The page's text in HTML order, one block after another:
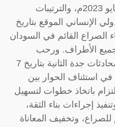
السودان) الموقع بتاريخ 11 مايو 2023م، والترتيبات
الإنساني الموقع بتاريخ
إنهاء الصراع القائم في السودان
الأطراف. ورحب
الجانبان بالتقدم المحرز في محادثات جدة الثانية بتاريخ 7
في استئناف الحوار بين
باتخاذ خطوات لتسهيل
إجراءات بناء الثقة،
وتخفيف المعاناة